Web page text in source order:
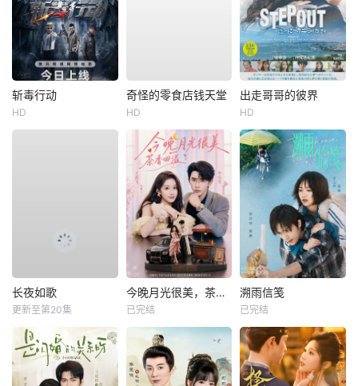
斩毒行动
HD
奇怪的零食店钱天堂
HD
出走哥哥的彼界
HD
长夜如歌
更新至第20集
今晚月光很美，茶香四溢
已完结
溯雨信笺
已完结